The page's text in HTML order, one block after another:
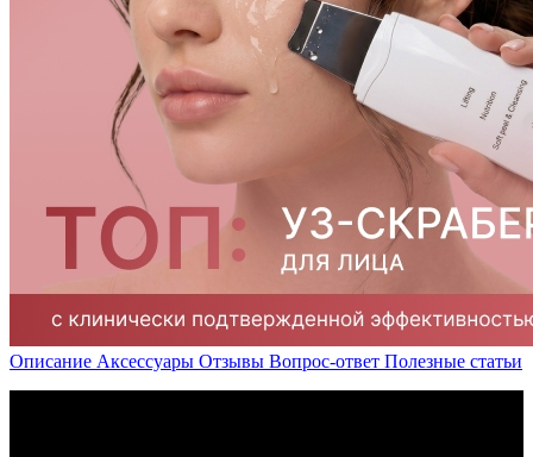
Описание Аксессуары Отзывы Вопрос-ответ Полезные статьи